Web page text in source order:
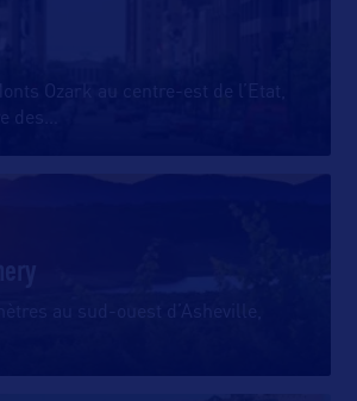
Ozark au centre-est de l’Etat,
des
au sud-ouest d’Asheville,